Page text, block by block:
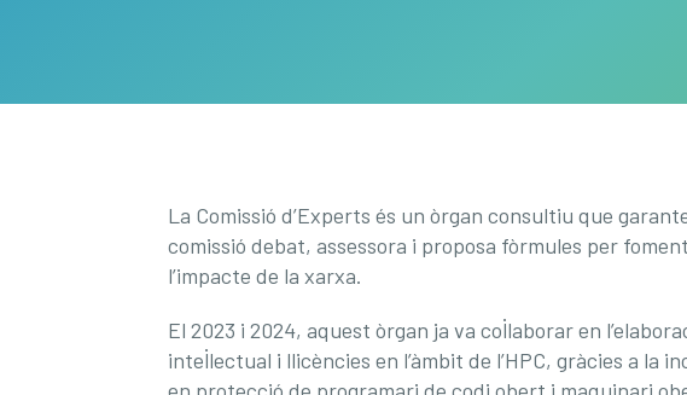
La Comissió d’Experts és un òrgan consultiu que
comissió debat, assessora i proposa fòrmules per
l’impacte de la xarxa.
El 2023 i 2024, aquest òrgan ja va col·laborar en
intel·lectual i llicències en l’àmbit de l’HPC, gràcies a la